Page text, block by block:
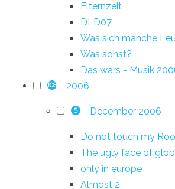
Elternzeit
DLD07
Was sich manche
Was sonst?
Das wars - Musik
108 2006
5 December 2006
Do not touch my
The ugly face of
only in europe
Almost 2